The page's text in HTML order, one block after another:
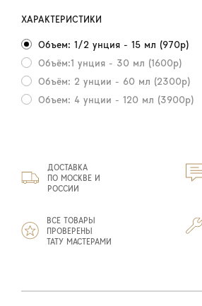
ХАРАКТЕРИСТИКИ
Объем: 1/2 унция - 15 мл (970р)
Объём:1 унция - 30 мл (1600р)
Объём: 2 унции - 60 мл (2300р)
Объем: 4 унции - 120 мл (3900р)
ДОСТАВКА
ПО МОСКВЕ И
РОССИИ
ВСЕ ТОВАРЫ
ПРОВЕРЕНЫ
ТАТУ МАСТЕРАМИ